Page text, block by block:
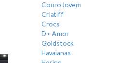
Couro Jovem
Criatiff
Crocs
D+ Amor
Goldstock
Havaianas